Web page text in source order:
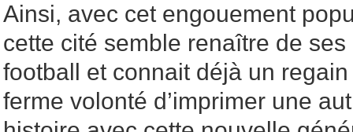
Ainsi, avec cet engouement
cette cité semble renaître de
football et connait déjà un regain
ferme volonté d’imprimer une